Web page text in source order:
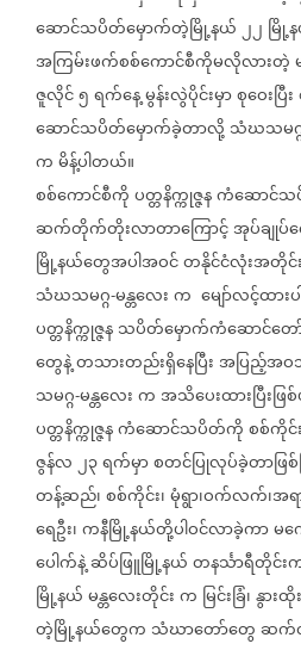
ဆောင်သပိတ်မှောက်တဲ့မြို့နယ်၂၂ မ
အကြမ်းဖက်စစ်ကောင်စီကိုမလိုလားတဲ့
ဇူလိုင်၅ရက်နေ့မွန်းလွဲပိုင်းမှာစုဝေးပြီး
ဆောင်သပိတ်မှောက်ခဲ့တာလို့သံဃသမဂ္
ကမိန့်ပါတယ်။
စစ်ကောင်စီကိုပတ္တနိက္ကုဇ္ဇနကံဆောင်
ဆက်တိုက်တိုးလာတာကြောင့်အုပ်ချုပ်ရ
မြို့နယ်တွေအပါအဝင်တနိုင်ငံလုံးအတို
သံဃသမဂ္ဂ-မန္တလေးက မျော်လင့်ထာ
ပတ္တနိက္ကုဇ္ဇနသပိတ်မှောက်ကံဆောင်တေ
တွေနဲ့တသားတည်းရှိနေပြီးအပြည့်အ
သမဂ္ဂ-မန္တလေးကအသိပေးထားပြီးဖြ
ပတ္တနိက္ကုဇ္ဇနကံဆောင်သပိတ်ကိုစစ်ကိုင်
ဇွန်လ၂၃ရက်မှာစတင်ပြုလုပ်ခဲ့တာဖြစ်
တန့်ဆည်၊စစ်ကိုင်း၊မုံရွာ၊ဝက်လက်၊အရ
ရေဦး၊ကနီမြို့နယ်တို့ပါဝင်လာခဲ့ကာမ
ပေါက်နဲ့ဆိပ်ဖြူမြို့နယ်တနင်္သာရီတိုင်း
မြို့နယ်မန္တလေးတိုင်းက မြင်းခြံ၊နွားထို
တဲ့မြို့နယ်တွေက သံဃာတော်တွေဆ